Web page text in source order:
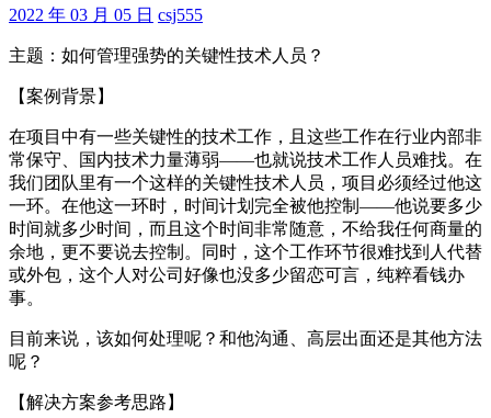
2022 年 03 月 05 日 csj555
主题：如何管理强势的关键性技术人员？
【案例背景】
在项目中有一些关键性的技术工作，且这些工作在行业内部非
常保守、国内技术力量薄弱——也就说技术工作人员难找。在
我们团队里有一个这样的关键性技术人员，项目必须经过他这
一环。在他这一环时，时间计划完全被他控制——他说要多少
时间就多少时间，而且这个时间非常随意，不给我任何商量的
余地，更不要说去控制。同时，这个工作环节很难找到人代替
或外包，这个人对公司好像也没多少留恋可言，纯粹看钱办
事。
目前来说，该如何处理呢？和他沟通、高层出面还是其他方法
呢？
【解决方案参考思路】